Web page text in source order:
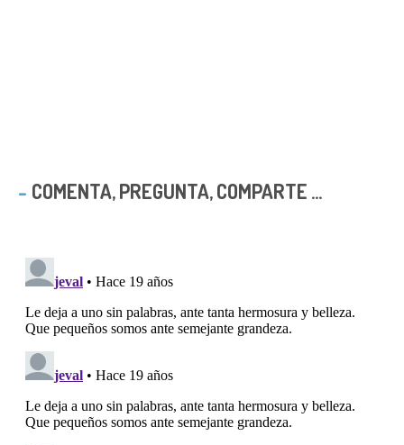
COMENTA, PREGUNTA, COMPARTE ...